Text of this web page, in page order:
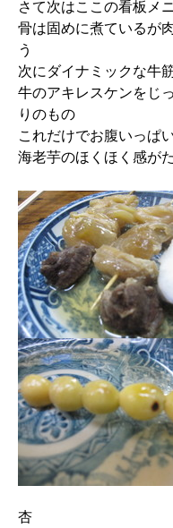
さて次はここの看板メ
骨は固めに煮ているが
う
次にダイナミックな牛
牛のアキレスケンをじ
りのもの
これだけでお腹いっぱ
海老芋のほくほく感が
名古屋
杏